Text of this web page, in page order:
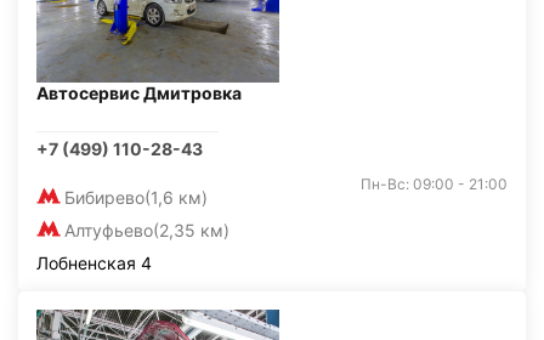
Автосервис Дмитровка
+7 (499) 110-28-43
Бибирево(1,6 км)
Алтуфьево(2,35 км)
Пн-Вс: 09:00 - 21:00
Лобненская 4